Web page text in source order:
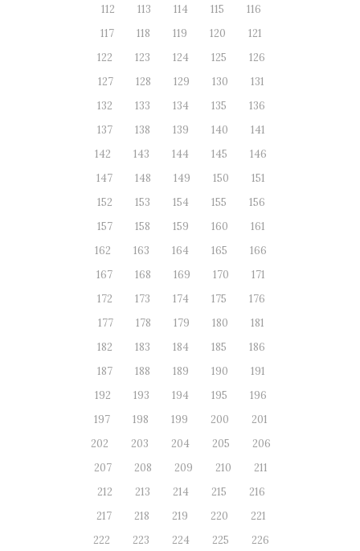
112
113 114 115
116
117
118 119 120
121
122
123 124 125
126
127
128 129 130
131
132
133 134 135
136
137
138 139 140
141
142
143 144 145
146
147
148 149 150
151
152
153 154 155
156
157
158 159 160
161
162
163 164 165
166
167
168 169 170
171
172
173 174 175
176
177
178 179 180
181
182
183 184 185
186
187
188 189 190
191
192
193 194 195
196
197
198 199 200
201
202
203 204 205
206
207
208 209 210
211
212
213 214 215
216
217
218 219 220
221
222
223 224 225
226